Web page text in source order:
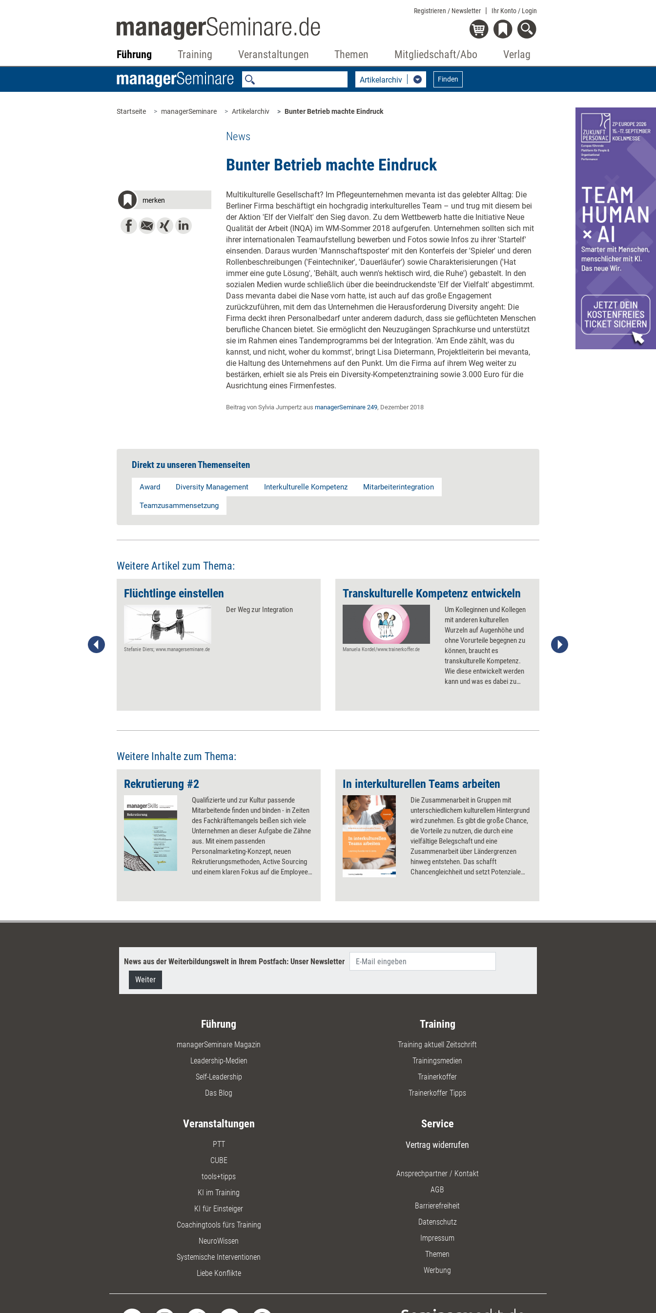
Registrieren / Newsletter Ihr Konto / Login
Führung Training Veranstaltungen Themen Mitgliedschaft/Abo Verlag
Artikelarchiv Finden
Startseite managerSeminare Artikelarchiv Bunter Betrieb machte Eindruck
News
Bunter Betrieb machte Eindruck
merken
Multikulturelle Gesellschaft? Im Pflegeunternehmen mevanta ist das gelebter Alltag: Die
Berliner Firma beschäftigt ein hochgradig interkulturelles Team – und trug mit diesem bei
der Aktion 'Elf der Vielfalt' den Sieg davon. Zu dem Wettbewerb hatte die Initiative Neue
Qualität der Arbeit (INQA) im WM-Sommer 2018 aufgerufen. Unternehmen sollten sich mit
ihrer internationalen Teamaufstellung bewerben und Fotos sowie Infos zu ihrer 'Startelf'
einsenden. Daraus wurden 'Mannschaftsposter' mit den Konterfeis der 'Spieler' und deren
Rollenbeschreibungen ('Feintechniker', 'Dauerläufer') sowie Charakterisierungen ('Hat
immer eine gute Lösung', 'Behält, auch wenn's hektisch wird, die Ruhe') gebastelt. In den
sozialen Medien wurde schließlich über die beeindruckendste 'Elf der Vielfalt' abgestimmt.
Dass mevanta dabei die Nase vorn hatte, ist auch auf das große Engagement
zurückzuführen, mit dem das Unternehmen die Herausforderung Diversity angeht: Die
Firma deckt ihren Personalbedarf unter anderem dadurch, dass sie geflüchteten Menschen
berufliche Chancen bietet. Sie ermöglicht den Neuzugängen Sprachkurse und unterstützt
sie im Rahmen eines Tandemprogramms bei der Integration. 'Am Ende zählt, was du
kannst, und nicht, woher du kommst', bringt Lisa Dietermann, Projektleiterin bei mevanta,
die Haltung des Unternehmens auf den Punkt. Um die Firma auf ihrem Weg weiter zu
bestärken, erhielt sie als Preis ein Diversity-Kompetenztraining sowie 3.000 Euro für die
Ausrichtung eines Firmenfestes.
Beitrag von Sylvia Jumpertz aus managerSeminare 249, Dezember 2018
Direkt zu unseren Themenseiten
Award Diversity Management Interkulturelle Kompetenz Mitarbeiterintegration
Teamzusammensetzung
Weitere Artikel zum Thema:
die Mitarbeiterbindung müssen
sie von Anfang an eine positive
Flüchtlinge einstellen
Stefanie Diers; www.managerseminare.de
Der Weg zur Integration
Transkulturelle Kompetenz entwickeln
Manuela Kordel/www.trainerkoffer.de
Um Kolleginnen und Kollegen
mit anderen kulturellen
Wurzeln auf Augenhöhe und
ohne Vorurteile begegnen zu
können, braucht es
transkulturelle Kompetenz.
Wie diese entwickelt werden
kann und was es dabei zu
Yuri Arcurs/iStockphoto
Weitere Inhalte zum Thema:
Rekrutierung #2
Qualifizierte und zur Kultur passende
Mitarbeitende finden und binden - in Zeiten
des Fachkräftemangels beißen sich viele
Unternehmen an dieser Aufgabe die Zähne
aus. Mit einem passenden
Personalmarketing-Konzept, neuen
Rekrutierungsmethoden, Active Sourcing
und einem klaren Fokus auf die Employee
lässt.
In interkulturellen Teams arbeiten
Die Zusammenarbeit in Gruppen mit
unterschiedlichem kulturellem Hintergrund
wird zunehmen. Es gibt die große Chance,
die Vorteile zu nutzen, die durch eine
vielfältige Belegschaft und eine
Zusammenarbeit über Ländergrenzen
hinweg entstehen. Das schafft
Chancengleichheit und setzt Potenziale
Teammitglieder dabei, diesen
News aus der Weiterbildungswelt in Ihrem Postfach: Unser Newsletter
Weiter
Führung
managerSeminare Magazin
Leadership-Medien
Self-Leadership
Das Blog
Training
Training aktuell Zeitschrift
Trainingsmedien
Trainerkoffer
Trainerkoffer Tipps
Veranstaltungen
PTT
CUBE
tools+tipps
KI im Training
KI für Einsteiger
Coachingtools fürs Training
NeuroWissen
Systemische Interventionen
Liebe Konflikte
Service
Vertrag widerrufen
Ansprechpartner / Kontakt
AGB
Barrierefreiheit
Datenschutz
Impressum
Themen
Werbung